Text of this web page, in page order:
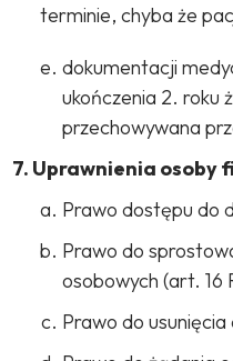
terminie, chyba że
dokumentacji
ukończenia 2. roku
przechowywana
7. Uprawnienia osoby
Prawo dostępu do
Prawo do
osobowych (art. 16
Prawo do